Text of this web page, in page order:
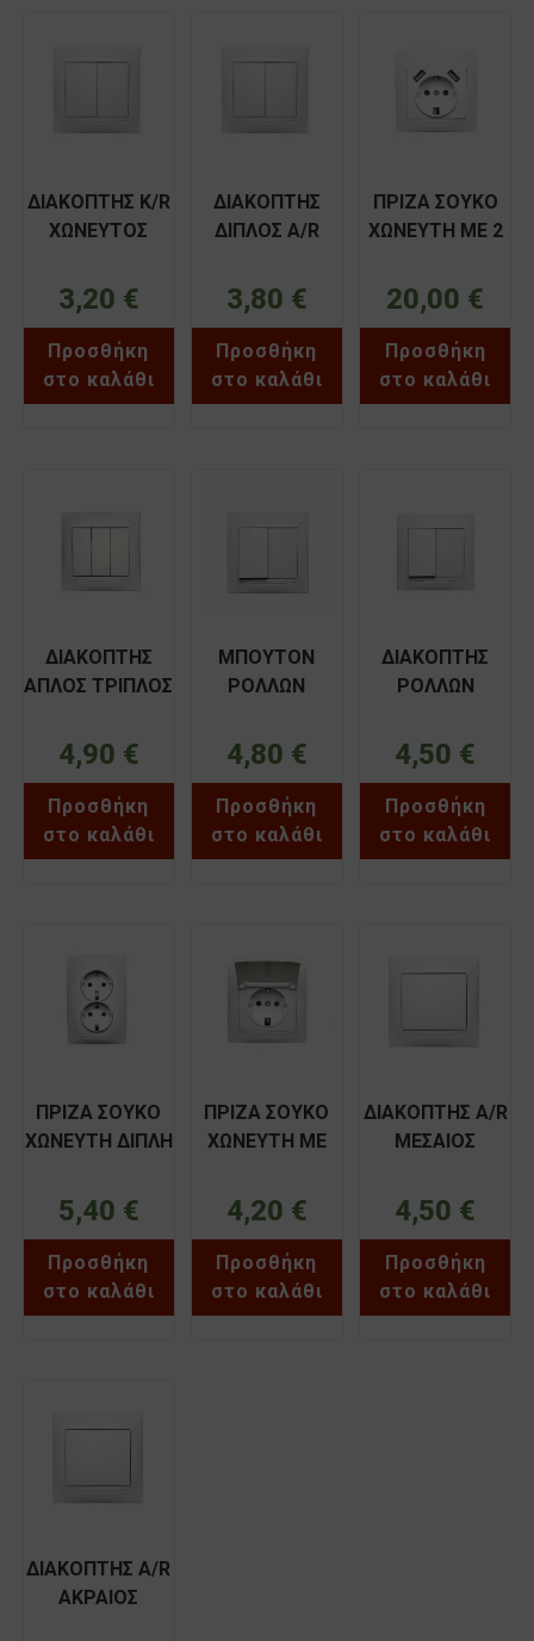
ΔΙΑΚΟΠΤΗΣ K/R
ΧΩΝΕΥΤΟΣ
ΧΑΛΚΙΔΑ
BASSIAKOS
71012XN
3,20 €
Προσθήκη
στο καλάθι
ΔΙΑΚΟΠΤΗΣ
ΔΙΠΛΟΣ Α/R
ΛΕΥΚΟΣ
ΧΑΛΚΙΔΑ
BASSIAKOS
71014XN
3,80 €
Προσθήκη
στο καλάθι
ΠΡΙΖΑ ΣΟΥΚΟ
ΧΩΝΕΥΤΗ ME 2
ΧΑΛΚΙΔΑ
BASSIAKOS
71043XN
20,00 €
Προσθήκη
στο καλάθι
ΔΙΑΚΟΠΤΗΣ
ΑΠΛΟΣ ΤΡΙΠΛΟΣ
ΛΕΥΚΟΣ
ΧΑΛΚΙΔΑ
BASSIAKOS
71018XN
4,90 €
Προσθήκη
στο καλάθι
ΜΠΟΥΤΟΝ
ΡΟΛΛΩΝ
ΛΕΥΚΟΣ
ΧΑΛΚΙΔΑ
BASSIAKOS
71023XN
4,80 €
Προσθήκη
στο καλάθι
ΔΙΑΚΟΠΤΗΣ
ΡΟΛΛΩΝ
ΛΕΥΚΟΣ
ΧΑΛΚΙΔΑ
BASSIAKOS
71045XN
4,50 €
Προσθήκη
στο καλάθι
ΠΡΙΖΑ ΣΟΥΚΟ
ΧΩΝΕΥΤΗ ΔΙΠΛΗ
BASSIAKOS
71032N
5,40 €
Προσθήκη
στο καλάθι
ΠΡΙΖΑ ΣΟΥΚΟ
ΧΩΝΕΥΤΗ ME
ΧΑΛΚΙΔΑ
BASSIAKOS
71031XN
4,20 €
Προσθήκη
στο καλάθι
ΔΙΑΚΟΠΤΗΣ Α/R
ΜΕΣΑΙΟΣ
ΛΕΥΚΟΣ
ΧΑΛΚΙΔΑ
BASSIAKOS
71015XN
4,50 €
Προσθήκη
στο καλάθι
ΔΙΑΚΟΠΤΗΣ Α/R
ΑΚΡΑΙΟΣ